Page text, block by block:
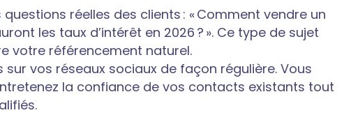
réelles des clients : « Comment vendre un
les taux d’intérêt en 2026 ? ». Ce type de sujet
votre référencement naturel.
vos réseaux sociaux de façon régulière. Vous
la confiance de vos contacts existants tout